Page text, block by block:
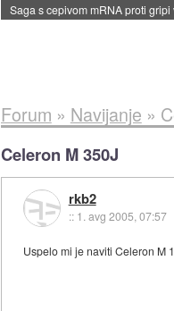
BMW v vozilih začel predvajati
Forum » Navijanje »
Celeron M 350J
rkb2
:: 1. avg 2005, 07:57
Uspelo mi je naviti Celeron M